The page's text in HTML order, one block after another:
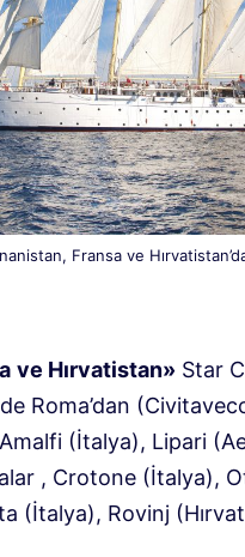
Fransa ve
ve Hırvatistan» Star
Roma’dan
(İtalya), Lipari
, Crotone (İtalya),
(İtalya), Rovinj